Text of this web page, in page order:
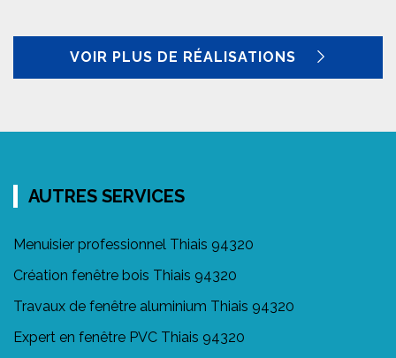
VOIR PLUS DE RÉALISATIONS
AUTRES SERVICES
Menuisier professionnel Thiais 94320
Création fenêtre bois Thiais 94320
Travaux de fenêtre aluminium Thiais 94320
Expert en fenêtre PVC Thiais 94320